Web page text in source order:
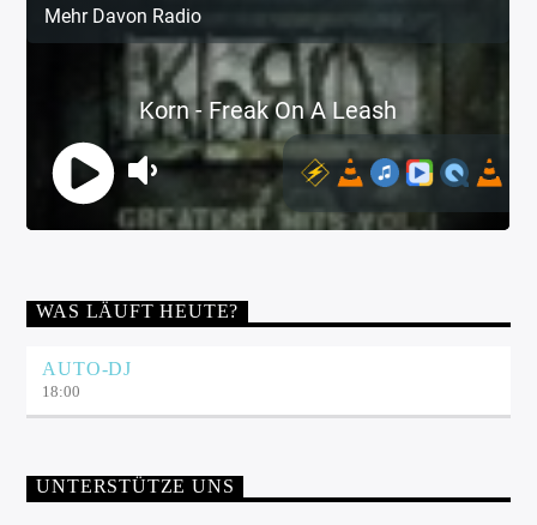
WAS LÄUFT HEUTE?
AUTO-DJ
18:00
UNTERSTÜTZE UNS